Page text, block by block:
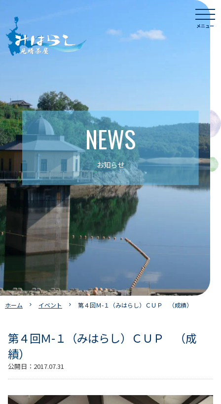
content
メニュー
NEWS
お知らせ
ホーム イベント 第４回Ｍ-１（みはらし）ＣＵＰ （成績）
第４回Ｍ-１（みはらし）ＣＵＰ （成
績）
公開日： 2017.07.31